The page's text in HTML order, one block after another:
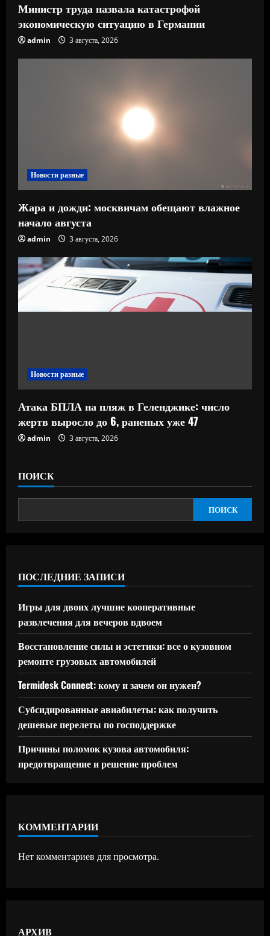
Министр труда назвала катастрофой
экономическую ситуацию в Германии
admin 3 августа, 2026
Новости разные
Жара и дожди: москвичам обещают влажное
начало августа
admin 3 августа, 2026
Новости разные
Атака БПЛА на пляж в Геленджике: число
жертв выросло до 6, раненых уже 47
admin 3 августа, 2026
ПОИСК
ПОИСК
ПОСЛЕДНИЕ ЗАПИСИ
Игры для двоих лучшие кооперативные
развлечения для вечеров вдвоем
Восстановление силы и эстетики: все о кузовном
ремонте грузовых автомобилей
Termidesk Connect: кому и зачем он нужен?
Субсидированные авиабилеты: как получить
дешевые перелеты по господдержке
Причины поломок кузова автомобиля:
предотвращение и решение проблем
КОММЕНТАРИИ
Нет комментариев для просмотра.
АРХИВ